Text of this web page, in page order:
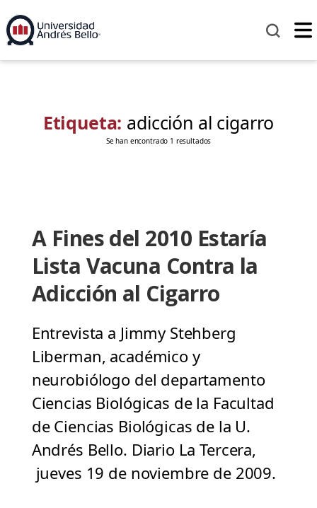
Etiqueta: adicción al cigarro
Se han encontrado 1 resultados
A Fines del 2010 Estaría
Lista Vacuna Contra la
Adicción al Cigarro
Entrevista a Jimmy Stehberg
Liberman, académico y
neurobiólogo del departamento
Ciencias Biológicas de la Facultad
de Ciencias Biológicas de la U.
Andrés Bello. Diario La Tercera,
jueves 19 de noviembre de 2009.